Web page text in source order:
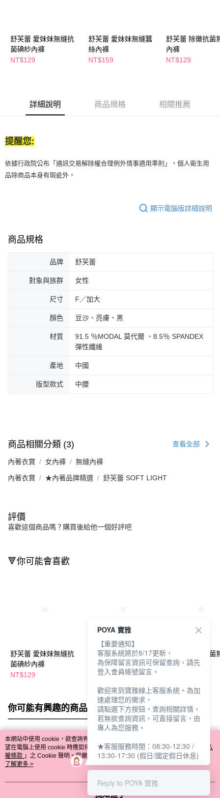
權轉讓予恩沛科技股份有限公司。
２．關於個人資料處理事宜，請瀏覽以下網址：
https://aftee.tw/terms/#terms3
時審查核予不同之上限額度；若仍有額度不足之情形，本公司將視審查結果
請求用戶進行身份認證。
付款後7-11取貨
每筆NT$65，滿NT$490(含以上)免運費
付款後寶雅門市自取(由倉庫統一出貨)
每筆NT$80，滿NT$290(含以上)免運費
舒芙蕾 愛妹妹無縫抗
菌碘紗內褲
NT$129
舒芙蕾 愛妹妹無縫蠶
絲內褲
NT$159
舒芙蕾 除黴抗菌
內褲
NT$129
詳細說明 商品規格 相關推薦
提醒您:
依據行政院公布「通訊交易解除權合理例外情事適用準則」，個人衛生用
品除商品本身有瑕疵外，
顯示電腦版詳細說明
商品規格
品牌 舒芙蕾
對象與族群 女性
尺寸 F／加大
顏色 豆沙、亮膚、黑
材質
91.5 ％MODAL 莫代爾 、8.5％ SPANDEX
彈性纖維
產地 中國
版型款式 中腰
商品相關分類 (3) 查看全部
內著衣賞 女內褲 無縫內褲
內著衣賞 ★內著品牌精選 舒芙蕾 SOFT LIGHT
評價
喜歡這個商品嗎？購買後給他一個好評吧
🔻你可能會喜歡
舒芙蕾 愛妹妹無縫抗
菌碘紗內褲
NT$129
舒芙蕾 愛妹妹無縫蠶
絲內褲
NT$159
舒芙蕾 除黴抗菌
內褲
你可能有興趣的商品 全站排行
熱門標籤
本網站中使用 cookie，欲查詢有關本網站使用 cookie 方式之詳情，及若您不希
望在電腦上使用 cookie 時應如何變更電腦的 cookie 設定，請參閱本網站「
隱私
權條款 」之 Cookie 聲明。您繼續使用本網站即表示您同意本公司得按本網站使
用條款之 Cookie 聲明使用 cookie。
了解更多 >
我知道了
POYA 寶雅
【重要通知】
客服系統將於8/17更新，
為保障留言資訊可保留查詢，請先
登入會員帳號留言。
歡迎來到寶雅線上客服系統。為加
速處理您的需求，
請點選下方按鈕，查詢相關詳情，
若無欲查詢資訊，可直接留言，由
專人為您服務。
★客服服務時間：08:30-12:30 /
13:30-17:30 (假日/國定假日休息)
Reply to POYA 寶雅